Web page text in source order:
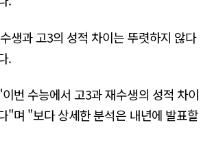
생과 고3의 성적 차이는 뚜렷하지 않다
.
번 수능에서 고3과 재수생의 성적 차이
"며 "보다 상세한 분석은 내년에 발표할